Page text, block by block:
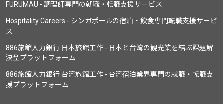
FURUMAU - 調理師専門の就職・転職支援サービス
Hospitality Careers - シンガポールの宿泊・飲食専門転職支援サービ
ス
886旅館人力銀行 日本旅館工作 - 日本と台湾の観光業を結ぶ課題解
決型プラットフォーム
886旅館人力銀行 台湾旅館工作 - 台湾宿泊業界専門の就職・転職支
援プラットフォーム